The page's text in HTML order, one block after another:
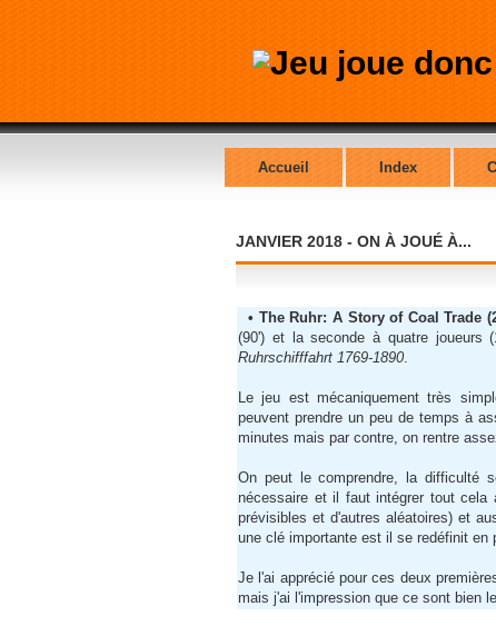
Accueil Index
JANVIER 2018 - ON À JOUÉ À...
• The Ruhr: A Story of Coal Trade
(90') et la seconde à quatre joueurs
Ruhrschifffahrt 1769-1890.
Le jeu est mécaniquement très
peuvent prendre un peu de temps à
minutes mais par contre, on rentre
On peut le comprendre, la difficulté
nécessaire et il faut intégrer tout
prévisibles et d'autres aléatoires) et
une clé importante est il se redéfinit en
Je l'ai apprécié pour ces deux
mais j'ai l'impression que ce sont bien